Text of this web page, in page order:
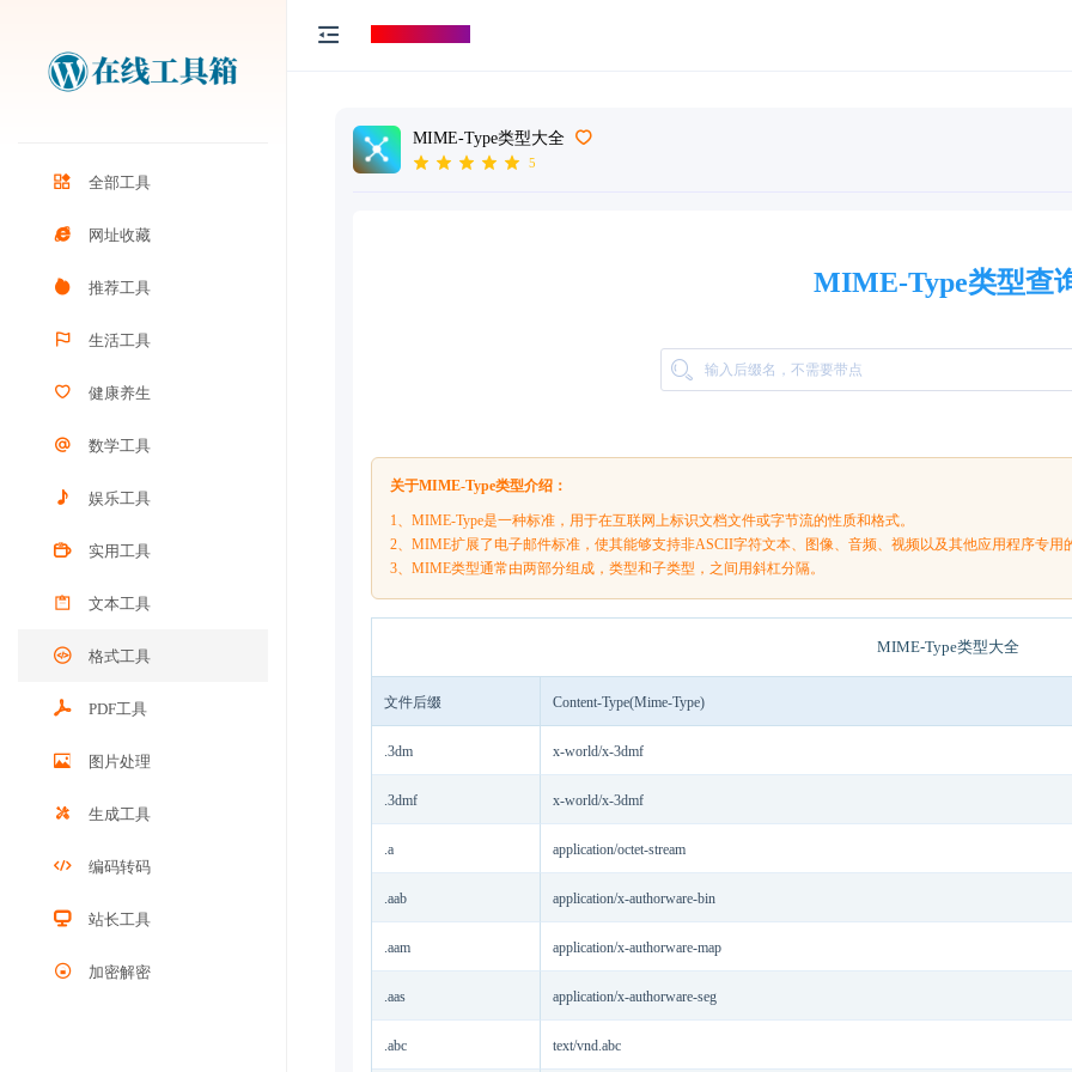
全部工具
网址收藏
推荐工具
生活工具
健康养生
数学工具
娱乐工具
实用工具
文本工具
格式工具
PDF工具
图片处理
生成工具
编码转码
站长工具
加密解密
MIME-Type类型大全
5
MIME-Type类型查
关于MIME-Type类型介绍：
1、MIME-Type是一种标准，用于在互联网上标识文档文件或字节流的性质和格式。
2、MIME扩展了电子邮件标准，使其能够支持非ASCII字符文本、图像、音频、视频以及其他应用程序专用
3、MIME类型通常由两部分组成，类型和子类型，之间用斜杠分隔。
MIME-Type类型大全
文件后缀 Content-Type(Mime-Type)
.3dm x-world/x-3dmf
.3dmf x-world/x-3dmf
.a application/octet-stream
.aab application/x-authorware-bin
.aam application/x-authorware-map
.aas application/x-authorware-seg
.abc text/vnd.abc